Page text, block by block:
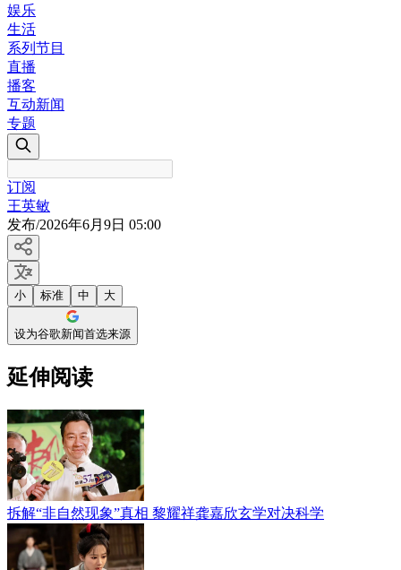
娱乐
生活
系列节目
直播
播客
互动新闻
专题
订阅
王英敏
发布/2026年6月9日 05:00
小 标准 中 大
设为谷歌新闻首选来源
延伸阅读
拆解“非自然现象”真相 黎耀祥龚嘉欣玄学对决科学